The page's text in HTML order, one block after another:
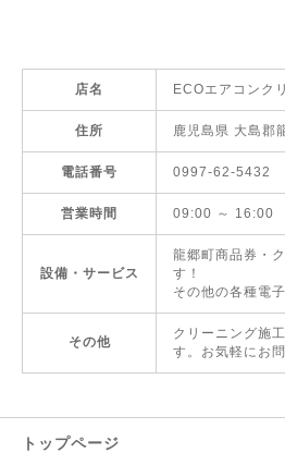
店名 ECOエアコンク
住所 鹿児島県 大島郡
電話番号 0997-62-5432
営業時間 09:00 ～ 16:00
設備・サービス
龍郷町商品券・
す！
その他の各種電
その他
クリーニング施
す。お気軽にお
トップページ